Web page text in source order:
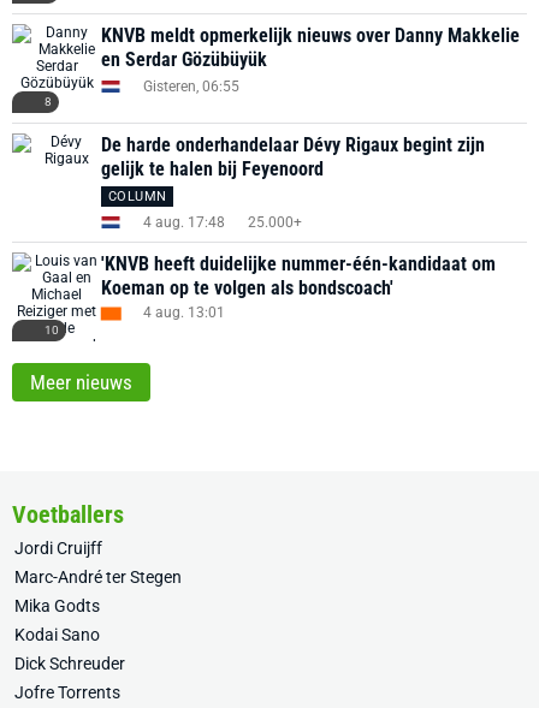
8
KNVB meldt opmerkelijk nieuws over Danny Makkelie
en Serdar Gözübüyük
Gisteren, 06:55
De harde onderhandelaar Dévy Rigaux begint zijn
gelijk te halen bij Feyenoord
COLUMN
4 aug. 17:48 25.000+
10
'KNVB heeft duidelijke nummer-één-kandidaat om
Koeman op te volgen als bondscoach'
4 aug. 13:01
Meer nieuws
Voetballers
Jordi Cruijff
Marc-André ter Stegen
Mika Godts
Kodai Sano
Dick Schreuder
Jofre Torrents